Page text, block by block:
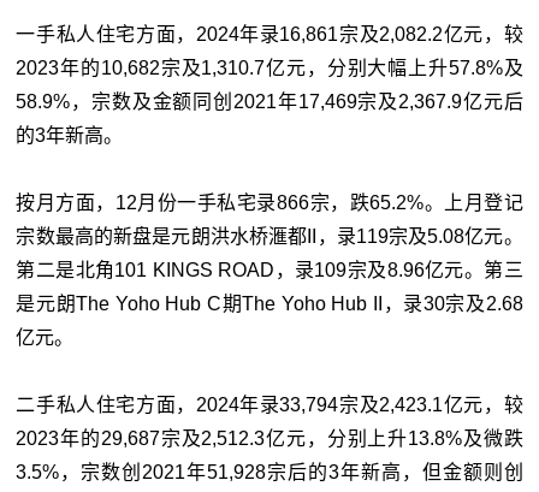
一手私人住宅方面，2024年录16,861宗及2,082.2亿元，较
2023年的10,682宗及1,310.7亿元，分别大幅上升57.8%及
58.9%，宗数及金额同创2021年17,469宗及2,367.9亿元后
的3年新高。
按月方面，12月份一手私宅录866宗，跌65.2%。上月登记
宗数最高的新盘是元朗洪水桥滙都II，录119宗及5.08亿元。
第二是北角101 KINGS ROAD，录109宗及8.96亿元。第三
是元朗The Yoho Hub C期The Yoho Hub II，录30宗及2.68
亿元。
二手私人住宅方面，2024年录33,794宗及2,423.1亿元，较
2023年的29,687宗及2,512.3亿元，分别上升13.8%及微跌
3.5%，宗数创2021年51,928宗后的3年新高，但金额则创